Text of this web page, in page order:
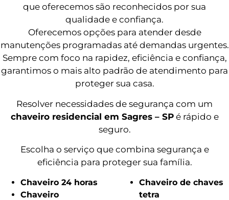
que oferecemos são reconhecidos por sua
qualidade e confiança.
Oferecemos opções para atender desde
manutenções programadas até demandas urgentes.
Sempre com foco na rapidez, eficiência e confiança,
garantimos o mais alto padrão de atendimento para
proteger sua casa.
Resolver necessidades de segurança com um
chaveiro residencial em Sagres – SPé rápido e
seguro.
Escolha o serviço que combina segurança e
eficiência para proteger sua família.
Chaveiro 24 horas
Chaveiro
Chaveiro de chaves
tetra